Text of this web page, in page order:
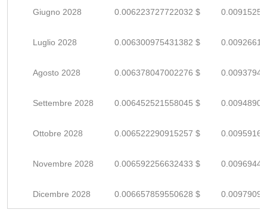
Giugno 2028 0.006223727722032 $
Luglio 2028 0.006300975431382 $
Agosto 2028 0.006378047002276 $
Settembre 2028 0.006452521558045 $
Ottobre 2028 0.006522290915257 $
Novembre 2028 0.006592256632433 $
Dicembre 2028 0.006657859550628 $